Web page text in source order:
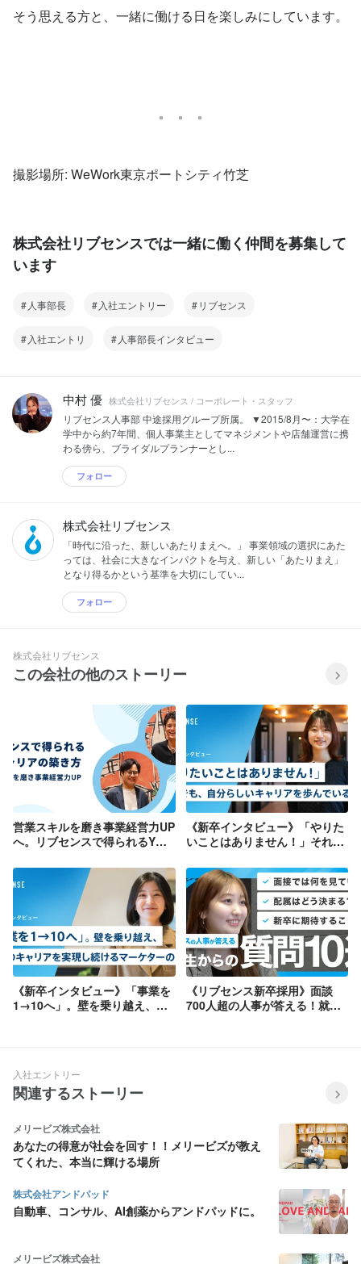
そう思える方と、一緒に働ける日を楽しみにしています。
撮影場所: WeWork東京ポートシティ竹芝
株式会社リブセンスでは一緒に働く仲間を募集して
います
人事部長 入社エントリー リブセンス
入社エントリ 人事部長インタビュー
中村 優 株式会社リブセンス / コーポレート・スタッフ
リブセンス人事部 中途採用グループ所属。 ▼2015/8月〜：大学在
学中から約7年間、個人事業主としてマネジメントや店舗運営に携
わる傍ら、ブライダルプランナーとし...
フォロー
株式会社リブセンス
「時代に沿った、新しいあたりまえへ。」 事業領域の選択にあた
っては、社会に大きなインパクトを与え、新しい「あたりまえ」
となり得るかという基準を大切にしてい...
フォロー
株式会社リブセンス
この会社の他のストーリー
営業スキルを磨き事業経営力UP
へ。リブセンスで得られるY型
《新卒インタビュー》「やりた
いことはありません！」それで
でいる理由
《新卒インタビュー》「事業を
1→10へ」。壁を乗り越え、理
《リブセンス新卒採用》面談
700人超の人事が答える！就活
入社エントリー
関連するストーリー
メリービズ株式会社
あなたの得意が社会を回す！！メリービズが教え
てくれた、本当に輝ける場所
株式会社アンドパッド
自動車、コンサル、AI創薬からアンドパッドに。
メリービズ株式会社